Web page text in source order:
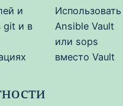
и
git и в
Использовать
Ansible Vault
или sops
вместо Vault